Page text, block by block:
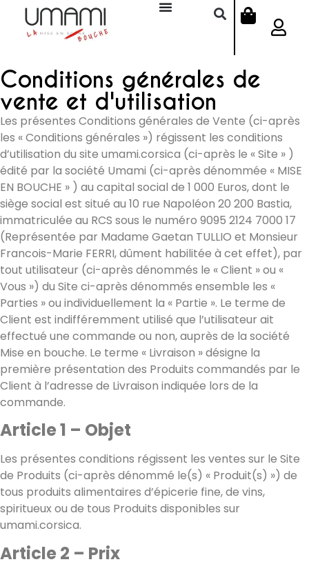
Conditions générales de
vente et d'utilisation
Les présentes Conditions générales de Vente (ci-après
les « Conditions générales ») régissent les conditions
d’utilisation du site umami.corsica (ci-après le « Site » )
édité par la société Umami (ci-après dénommée « MISE
EN BOUCHE » ) au capital social de 1 000 Euros, dont le
siège social est situé au 10 rue Napoléon 20 200 Bastia,
immatriculée au RCS sous le numéro 9095 2124 7000 17
(Représentée par Madame Gaetan TULLIO et Monsieur
Francois-Marie FERRI, dûment habilitée à cet effet), par
tout utilisateur (ci-après dénommés le « Client » ou «
Vous ») du Site ci-après dénommés ensemble les «
Parties » ou individuellement la « Partie ». Le terme de
Client est indifféremment utilisé que l’utilisateur ait
effectué une commande ou non, auprès de la société
Mise en bouche. Le terme « Livraison » désigne la
première présentation des Produits commandés par le
Client à l’adresse de Livraison indiquée lors de la
commande.
Article 1 – Objet
Les présentes conditions régissent les ventes sur le Site
de Produits (ci-après dénommé le(s) « Produit(s) ») de
tous produits alimentaires d’épicerie fine, de vins,
spiritueux ou de tous Produits disponibles sur
umami.corsica.
Article 2 – Prix